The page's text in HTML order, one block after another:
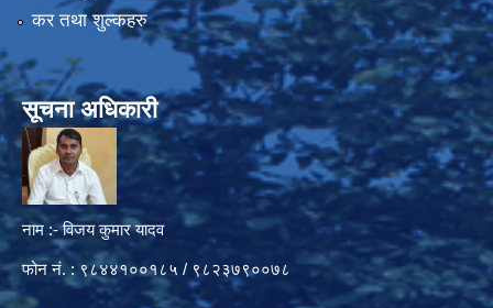
कर तथा शुल्कहरु
सूचना अधिकारी
नाम :- विजय कुमार यादव
फोन नं. : ९८४४१००१८५ / ९८२३७९००७८